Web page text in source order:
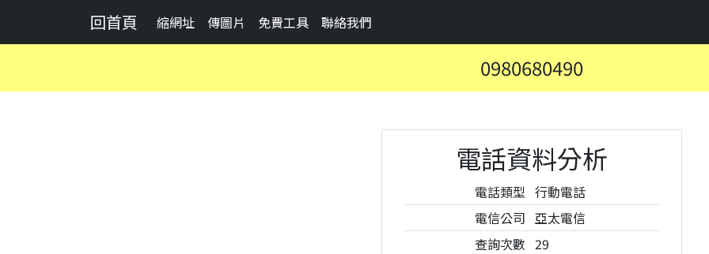
回首頁 縮網址 傳圖片 免費工具 聯絡我們
0980680490
電話資料分析
電話類型 行動電話
電信公司 亞太電信
查詢次數 29